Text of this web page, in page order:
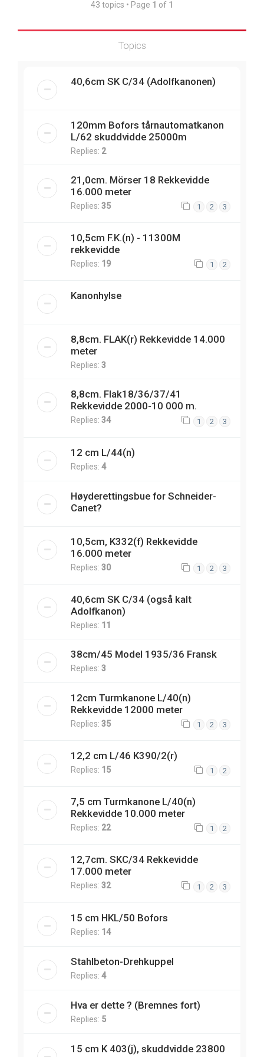
43 topics • Page 1 of 1
Topics
40,6cm SK C/34 (Adolfkanonen)
120mm Bofors tårnautomatkanon
L/62 skuddvidde 25000m
Replies: 2
21,0cm. Mörser 18 Rekkevidde
16.000 meter
Replies: 35 1 2 3
10,5cm F.K.(n) - 11300M
rekkevidde
Replies: 19 1 2
Kanonhylse
8,8cm. FLAK(r) Rekkevidde 14.000
meter
Replies: 3
8,8cm. Flak18/36/37/41
Rekkevidde 2000-10 000 m.
Replies: 34 1 2 3
12 cm L/44(n)
Replies: 4
Høyderettingsbue for Schneider-
Canet?
10,5cm, K332(f) Rekkevidde
16.000 meter
Replies: 30 1 2 3
40,6cm SK C/34 (også kalt
Adolfkanon)
Replies: 11
38cm/45 Model 1935/36 Fransk
Replies: 3
12cm Turmkanone L/40(n)
Rekkevidde 12000 meter
Replies: 35 1 2 3
12,2 cm L/46 K390/2(r)
Replies: 15 1 2
7,5 cm Turmkanone L/40(n)
Rekkevidde 10.000 meter
Replies: 22 1 2
12,7cm. SKC/34 Rekkevidde
17.000 meter
Replies: 32 1 2 3
15 cm HKL/50 Bofors
Replies: 14
Stahlbeton-Drehkuppel
Replies: 4
Hva er dette ? (Bremnes fort)
Replies: 5
15 cm K 403(j), skuddvidde 23800